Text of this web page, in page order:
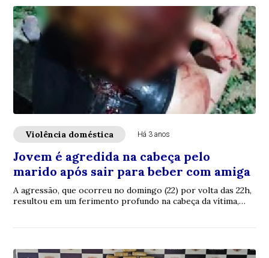
Violência doméstica Há 3 anos
Jovem é agredida na cabeça pelo
marido após sair para beber com amiga
A agressão, que ocorreu no domingo (22) por volta das 22h,
resultou em um ferimento profundo na cabeça da vítima,